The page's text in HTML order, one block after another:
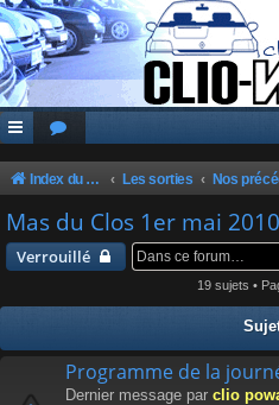
Index du forum Les sorties
Mas du Clos 1er mai 2010
Verrouillé
19 sujets •
Programme de la
Dernier message par clio